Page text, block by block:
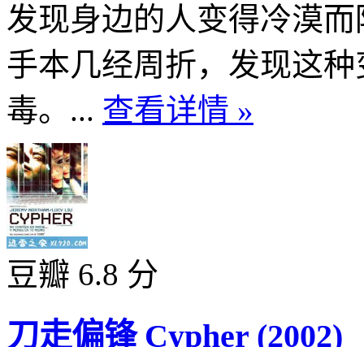
发现身边的人变得冷漠
手本几经周折，发现这
毒。... 查看详情 »
豆瓣 6.8 分
刀走偏锋 Cypher (2002)